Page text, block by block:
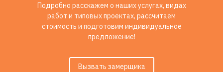
Подробно расскажем о наших услугах, видах
работ и типовых проектах, рассчитаем
стоимость и подготовим индивидуальное
предложение!
Вызвать замерщика